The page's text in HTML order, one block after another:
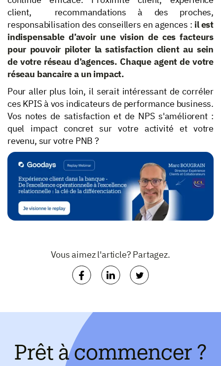
client, recommandations à des proches,
responsabilisation des conseillers en agences : il est
indispensable d’avoir une vision de ces facteurs
pour pouvoir piloter la satisfaction client au sein
de votre réseau d’agences. Chaque agent de votre
réseau bancaire a un impact.
Pour aller plus loin, il serait intéressant de corréler
ces KPIS à vos indicateurs de performance business.
Vos notes de satisfaction et de NPS s'améliorent :
quel impact concret sur votre activité et votre
revenu, sur votre PNB ?
Vous aimez l'article? Partagez.
Prêt à commencer ?